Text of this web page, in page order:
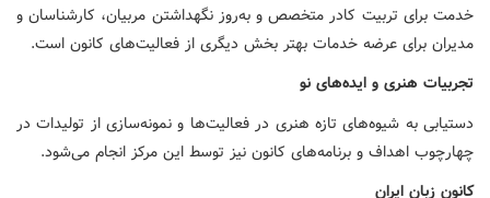
خدمت برای تربیت کادر متخصص و به‌روز نگهداشتن مربیان، کارشناسان و
مدیران برای عرضه خدمات بهتر بخش دیگری از فعالیت‌های کانون است.
تجربیات هنری و ایده‌های نو
دستیابی به شیوه‌های تازه هنری در فعالیت‌ها و نمونه‌سازی از تولیدات در
چهارچوب اهداف و برنامه‌های کانون نیز توسط این مرکز انجام می‌شود.
کانون زبان ایران